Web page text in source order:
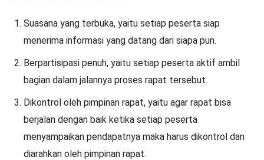
Suasana yang terbuka, yaitu setiap peserta siap
menerima informasi yang datang dari siapa pun.
Berpartisipasi penuh, yaitu setiap peserta aktif ambil
bagian dalam jalannya proses rapat tersebut.
Dikontrol oleh pimpinan rapat, yaitu agar rapat bisa
berjalan dengan baik ketika setiap peserta
menyampaikan pendapatnya maka harus dikontrol dan
diarahkan oleh pimpinan rapat.